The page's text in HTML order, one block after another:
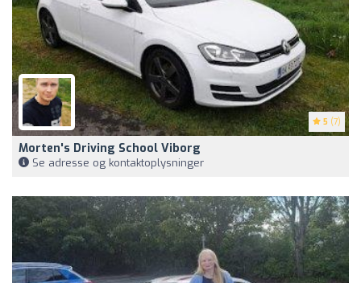
5 (7)
Morten's Driving School Viborg
Se adresse og kontaktoplysninger